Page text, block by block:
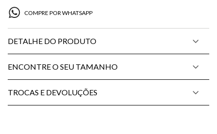
COMPRE POR WHATSAPP
DETALHE DO PRODUTO
ENCONTRE O SEU TAMANHO
TROCAS E DEVOLUÇÕES